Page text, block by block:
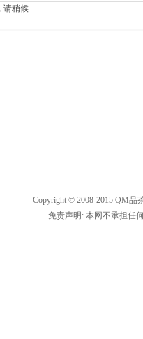
请稍候...
Copyright © 2008-2015 QM品
免责声明: 本网不承担任